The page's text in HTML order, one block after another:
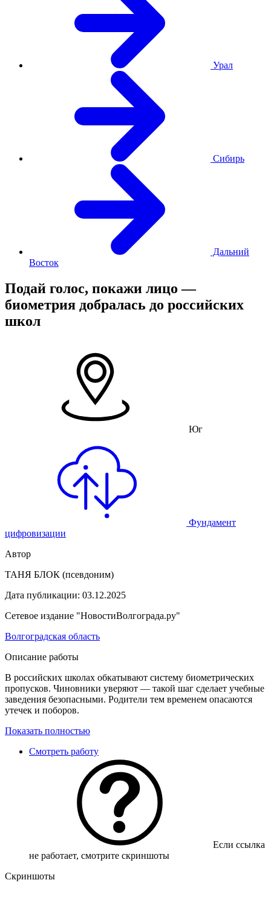
Урал
Сибирь
Дальний
Восток
Подай голос, покажи лицо —
биометрия добралась до российских
школ
Юг
Фундамент
цифровизации
Автор
ТАНЯ БЛОК (псевдоним)
Дата публикации: 03.12.2025
Сетевое издание "НовостиВолгограда.ру"
Волгоградская область
Описание работы
В российских школах обкатывают систему биометрических
пропусков. Чиновники уверяют — такой шаг сделает учебные
заведения безопасными. Родители тем временем опасаются
утечек и поборов.
Показать полностью
Смотреть работу
Если ссылка
не работает, смотрите скриншоты
Скриншоты